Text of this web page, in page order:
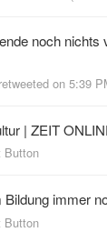
noch nichts
on 5:39
| ZEIT
Button
immer
Button